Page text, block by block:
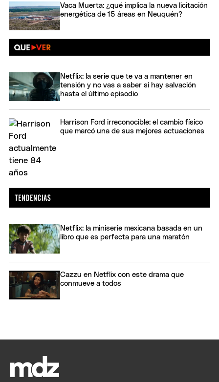
Vaca Muerta: ¿qué implica la nueva licitación
energética de 15 áreas en Neuquén?
Netflix: la serie que te va a mantener en
tensión y no vas a saber si hay salvación
hasta el último episodio
Harrison Ford irreconocible: el cambio físico
que marcó una de sus mejores actuaciones
Netflix: la miniserie mexicana basada en un
libro que es perfecta para una maratón
Cazzu en Netflix con este drama que
conmueve a todos